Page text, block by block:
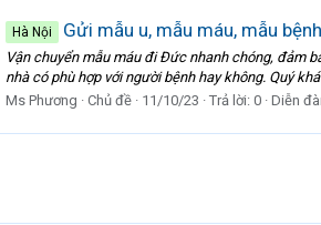
Hà Nội Gửi mẫu u, mẫu máu, mẫu
Vận chuyển mẫu máu đi Đức nhanh chóng, đảm
nhà có phù hợp với người bệnh hay không. Quý
Ms Phương
Chủ đề 11/10/23 Trả lời: 0 Diễn